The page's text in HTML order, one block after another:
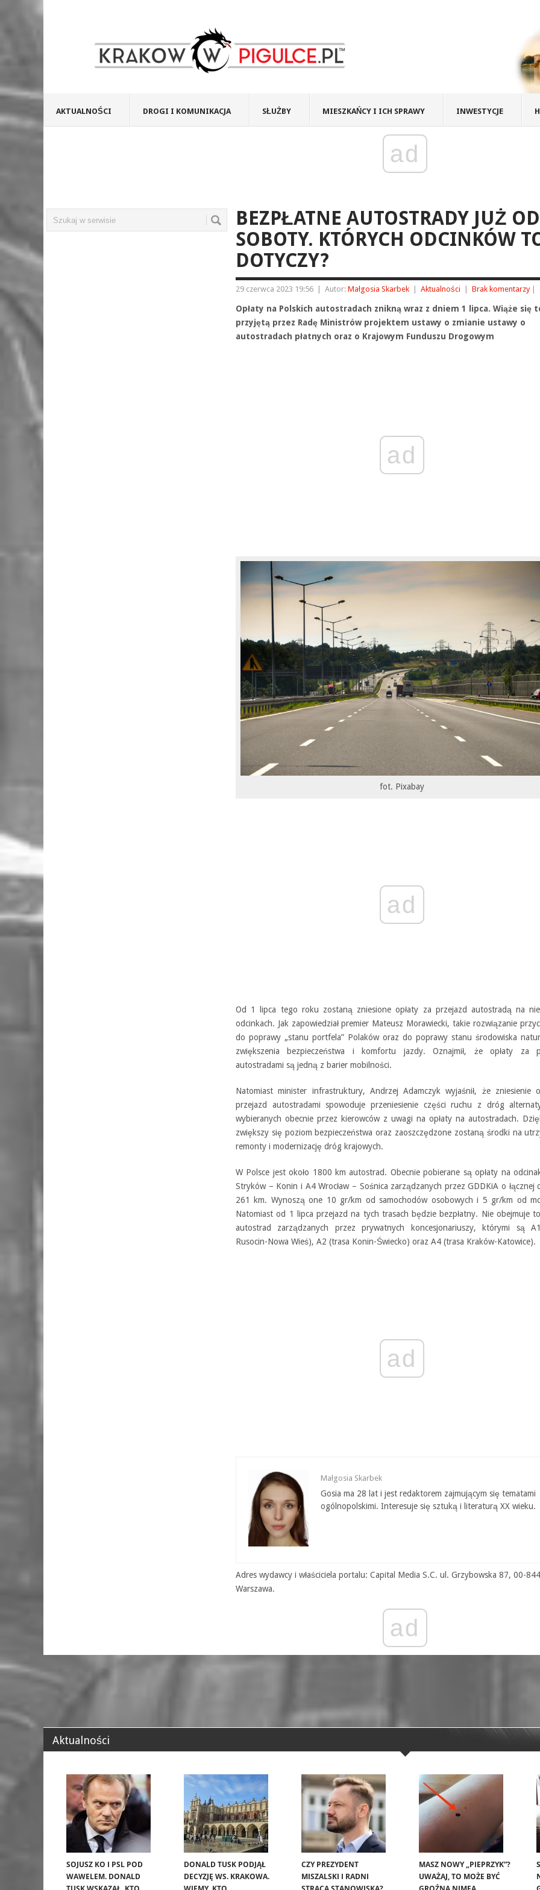
AKTUALNOŚCI DROGI I KOMUNIKACJA SŁUŻBY MIESZKAŃCY I ICH SPRAWY INWESTYCJE
ad
BEZPŁATNE AUTOSTRADY JUŻ OD
SOBOTY. KTÓRYCH ODCINKÓW
DOTYCZY?
29 czerwca 2023 19:56 Autor: Małgosia Skarbek Aktualności Brak komentarzy
Opłaty na Polskich autostradach znikną wraz z dniem 1 lipca. Wiąże się
przyjętą przez Radę Ministrów projektem ustawy o zmianie ustawy o
autostradach płatnych oraz o Krajowym Funduszu Drogowym
ad
fot. Pixabay
ad
Od 1 lipca tego roku zostaną zniesione opłaty za przejazd autostradą na
odcinkach. Jak zapowiedział premier Mateusz Morawiecki, takie rozwiązanie
do poprawy „stanu portfela” Polaków oraz do poprawy stanu środowiska
zwiększenia bezpieczeństwa i komfortu jazdy. Oznajmił, że opłaty za
autostradami są jedną z barier mobilności.
Natomiast minister infrastruktury, Andrzej Adamczyk wyjaśnił, że zniesienie
przejazd autostradami spowoduje przeniesienie części ruchu z dróg
wybieranych obecnie przez kierowców z uwagi na opłaty na autostradach.
zwiększy się poziom bezpieczeństwa oraz zaoszczędzone zostaną środki na
remonty i modernizację dróg krajowych.
W Polsce jest około 1800 km autostrad. Obecnie pobierane są opłaty na
Stryków – Konin i A4 Wrocław – Sośnica zarządzanych przez GDDKiA o łącznej
261 km. Wynoszą one 10 gr/km od samochodów osobowych i 5 gr/km od
Natomiast od 1 lipca przejazd na tych trasach będzie bezpłatny. Nie obejmuje
autostrad zarządzanych przez prywatnych koncesjonariuszy, którymi są
Rusocin-Nowa Wieś), A2 (trasa Konin-Świecko) oraz A4 (trasa Kraków-Katowice).
ad
Małgosia Skarbek
Gosia ma 28 lat i jest redaktorem zajmującym się tematami
ogólnopolskimi. Interesuje się sztuką i literaturą XX wieku.
Adres wydawcy i właściciela portalu: Capital Media S.C. ul. Grzybowska 87, 00-844
Warszawa.
ad
Aktualności
SOJUSZ KO I PSL POD
WAWELEM. DONALD
DONALD TUSK PODJĄŁ
DECYZJĘ WS. KRAKOWA.
CZY PREZYDENT
MISZALSKI I RADNI
MASZ NOWY „PIEPRZYK”?
UWAŻAJ, TO MOŻE BYĆ